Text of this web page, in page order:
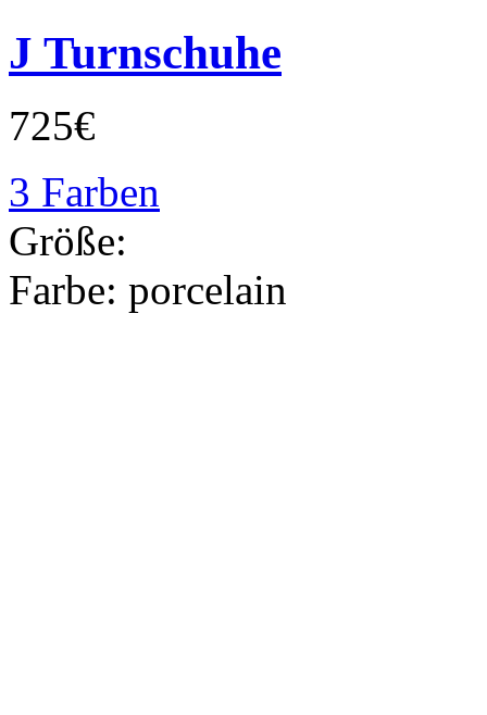
J Turnschuhe
725€
3 Farben
Größe:
Farbe: porcelain